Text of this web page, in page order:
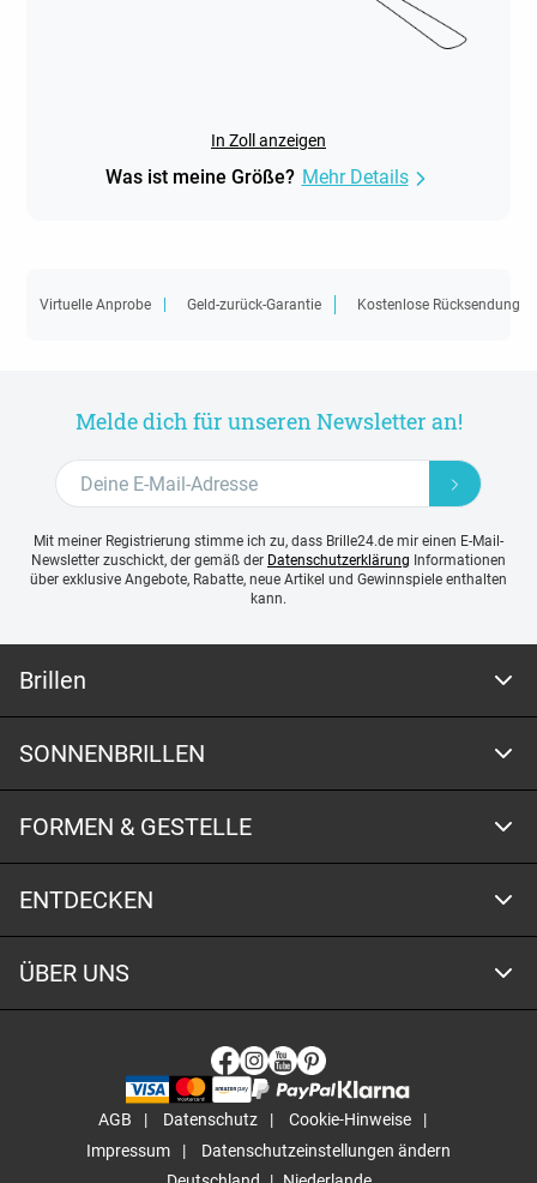
In Zoll anzeigen
Was ist meine Größe? Mehr Details
Virtuelle Anprobe Geld-zurück-Garantie Kostenlose Rücksendung
Melde dich für unseren Newsletter an!
Mit meiner Registrierung stimme ich zu, dass Brille24.de mir einen E-Mail-
Newsletter zuschickt, der gemäß der Datenschutzerklärung Informationen
über exklusive Angebote, Rabatte, neue Artikel und Gewinnspiele enthalten
kann.
Brillen
SONNENBRILLEN
FORMEN & GESTELLE
ENTDECKEN
ÜBER UNS
AGB Datenschutz
Cookie-Hinweise
Impressum
Datenschutzeinstellungen ändern